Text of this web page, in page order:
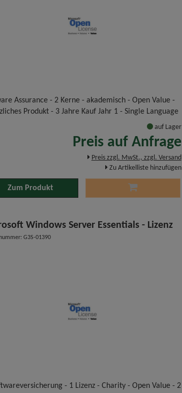
Assurance - 2 Kerne - akademisch - Open Value -
Produkt - 3 Jahre Kauf Jahr 1 - Single Language
auf Lager
Preis auf Anfrage
Preis zzgl. MwSt., zzgl. Versand
Zu Artikelliste hinzufügen
Zum Produkt
Windows Server Essentials - Lizenz
G3S-01390
- 1 Lizenz - Charity - Open Value - 2